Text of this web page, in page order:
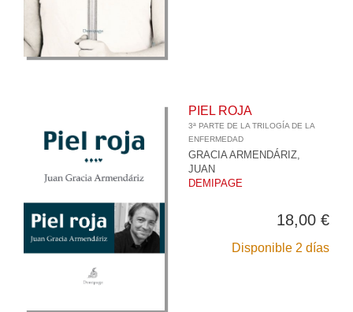
PIEL ROJA
3ª PARTE DE LA TRILOGÍA DE LA
ENFERMEDAD
GRACIA ARMENDÁRIZ,
JUAN
DEMIPAGE
18,00 €
Disponible 2 días